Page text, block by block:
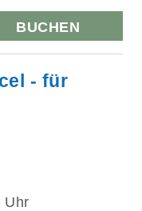
BUCHEN
- für
Uhr